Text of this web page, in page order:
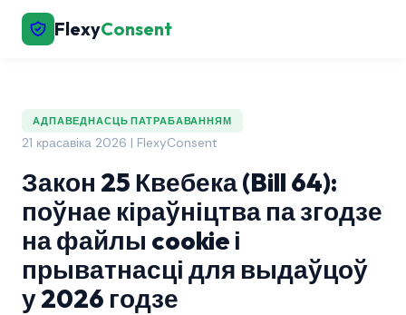
FlexyConsent
АДПАВЕДНАСЦЬ ПАТРАБАВАННЯМ
21 красавіка 2026 | FlexyConsent
Закон 25 Квебека (Bill 64):
поўнае кіраўніцтва па згодзе
на файлы cookie і
прыватнасці для выдаўцоў
у 2026 годзе